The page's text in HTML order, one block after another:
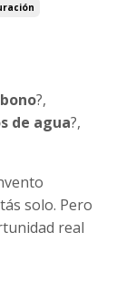
?,
de agua?,
solo. Pero
real